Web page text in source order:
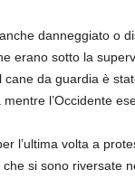
danneggiato o
erano sotto la
cane da guardia è
l’Occidente
l’ultima volta a
si sono riversate